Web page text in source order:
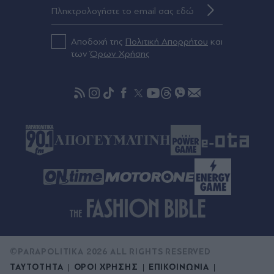
Πριν 29 λεπτά
διακίνηση μεταναστών δύο αλλοδαποί μεταξύ
των 32 διασωθέντων
Η Motor Oil και η οικογένεια Βαρδινογιάννη
Αγίου Βασιλείου με δωρεά πυροσβεστικών
οχημάτων και εξοπλισμού
Αποδοχή της Πολιτική Απορρήτου και
τωνΌρων Χρήσης
ΤΑΥΤΟΤΗΤΑ ΟΡΟΙ ΧΡΗΣΗΣ ΕΠΙΚΟΙΝΩΝΙΑ
©PARAPOLITIKA 2026 ALL RIGHTS RESERVED